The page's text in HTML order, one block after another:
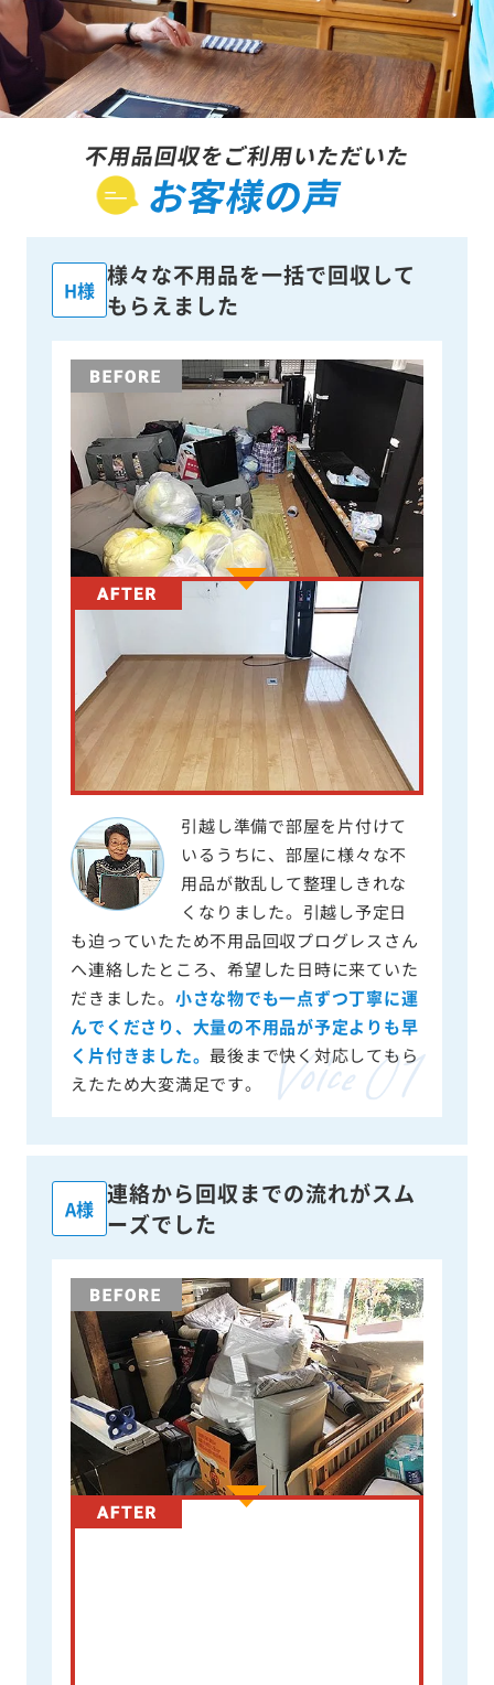
不用品回収をご利用いただいた
お客様の声
H様
様々な不用品を一括で回収して
もらえました
引越し準備で部屋を片付けて
いるうちに、部屋に様々な不
用品が散乱して整理しきれな
くなりました。引越し予定日
も迫っていたため不用品回収プログレスさん
へ連絡したところ、希望した日時に来ていた
だきました。 小さな物でも一点ずつ丁寧に運
んでくださり、大量の不用品が予定よりも早
く片付きました。 最後まで快く対応してもら
えたため大変満足です。
A様
連絡から回収までの流れがスム
ーズでした